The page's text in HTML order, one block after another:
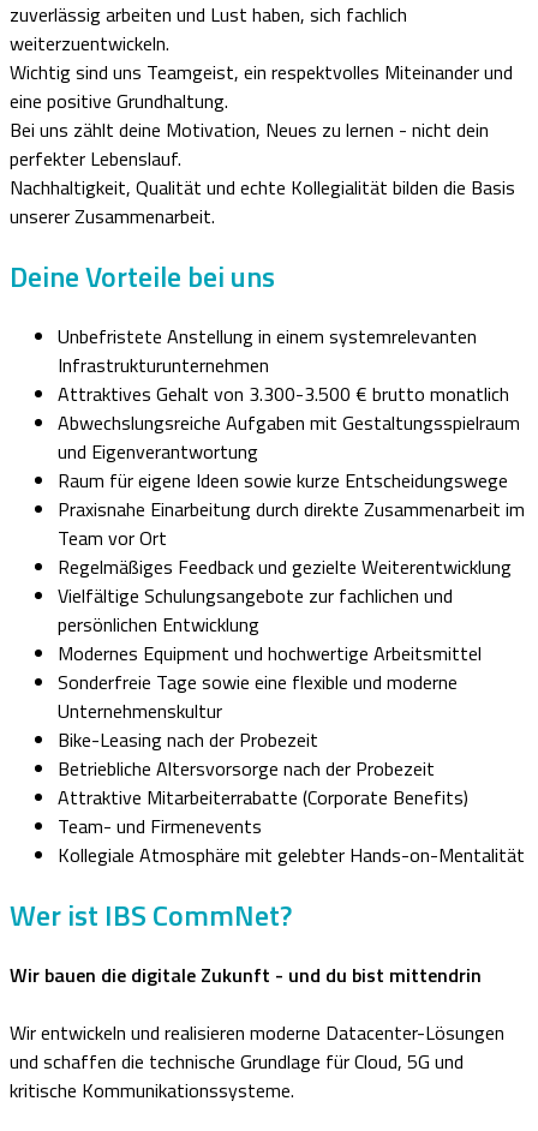
zuverlässig arbeiten und Lust haben, sich fachlich
weiterzuentwickeln.
Wichtig sind uns Teamgeist, ein respektvolles Miteinander und
eine positive Grundhaltung.
Bei uns zählt deine Motivation, Neues zu lernen - nicht dein
perfekter Lebenslauf.
Nachhaltigkeit, Qualität und echte Kollegialität bilden die Basis
unserer Zusammenarbeit.
Deine Vorteile bei uns
Unbefristete Anstellung in einem systemrelevanten
Infrastrukturunternehmen
Attraktives Gehalt von 3.300-3.500 € brutto monatlich
Abwechslungsreiche Aufgaben mit Gestaltungsspielraum
und Eigenverantwortung
Raum für eigene Ideen sowie kurze Entscheidungswege
Praxisnahe Einarbeitung durch direkte Zusammenarbeit im
Team vor Ort
Regelmäßiges Feedback und gezielte Weiterentwicklung
Vielfältige Schulungsangebote zur fachlichen und
persönlichen Entwicklung
Modernes Equipment und hochwertige Arbeitsmittel
Sonderfreie Tage sowie eine flexible und moderne
Unternehmenskultur
Bike-Leasing nach der Probezeit
Betriebliche Altersvorsorge nach der Probezeit
Attraktive Mitarbeiterrabatte (Corporate Benefits)
Team- und Firmenevents
Kollegiale Atmosphäre mit gelebter Hands-on-Mentalität
Wer ist IBS CommNet?
Wir bauen die digitale Zukunft - und du bist mittendrin
Wir entwickeln und realisieren moderne Datacenter-Lösungen
und schaffen die technische Grundlage für Cloud, 5G und
kritische Kommunikationssysteme.